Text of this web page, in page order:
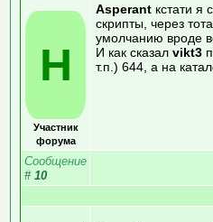
H
Участник
форума
Asperant кстати я
скрипты, через
умолчанию вроде
И как сказал vikt3
т.п.) 644, а на
Сообщение
# 10